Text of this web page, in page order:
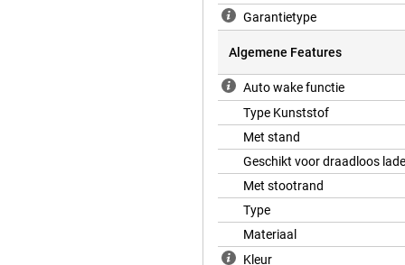
Garantietype
Algemene Features
Auto wake functie
Type Kunststof
Met stand
Geschikt voor draadloos
Met stootrand
Type
Materiaal
Kleur